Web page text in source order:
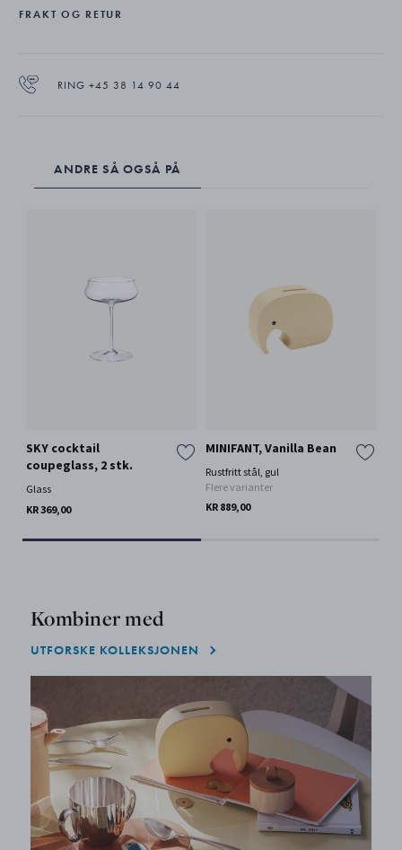
FRAKT OG RETUR
RING +45 38 14 90 44
ANDRE SÅ OGSÅ PÅ
SKY cocktail
coupeglass, 2 stk.
Glass
KR 369,00
MINIFANT, Vanilla Bean
Rustfritt stål, gul
Flere varianter
KR 889,00
Kombiner med
UTFORSKE KOLLEKSJONEN